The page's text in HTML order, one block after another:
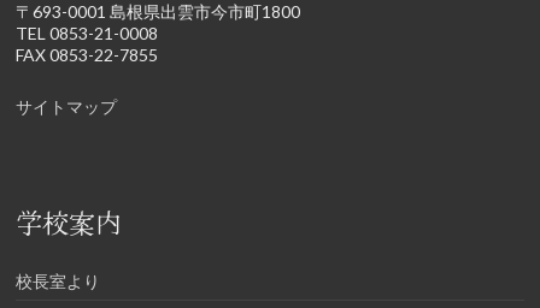
〒693-0001 島根県出雲市今市町1800
TEL 0853-21-0008
FAX 0853-22-7855
サイトマップ
学校案内
校長室より